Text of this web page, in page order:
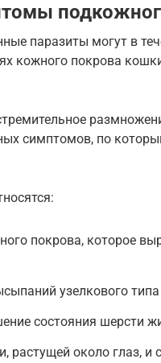
паразиты могут в
кожного покрова
симптомов, по
покрова, которое
узелкового
состояния шерсти
растущей около глаз, и